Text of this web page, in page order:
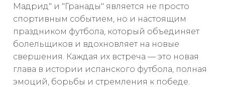
Мадрид" и "Гранады" является не просто
спортивным событием, но и настоящим
праздником футбола, который объединяет
болельщиков и вдохновляет на новые
свершения. Каждая их встреча — это новая
глава в истории испанского футбола, полная
эмоций, борьбы и стремления к победе.